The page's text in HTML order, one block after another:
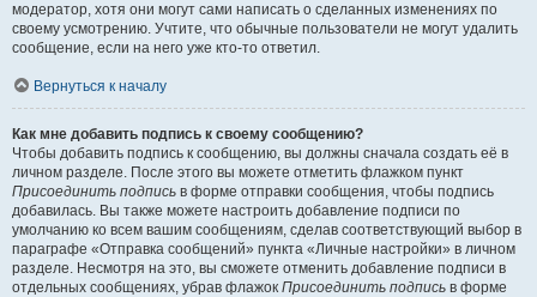
модератор, хотя они могут сами написать о сделанных изменениях по
своему усмотрению. Учтите, что обычные пользователи не могут удалить
сообщение, если на него уже кто-то ответил.
Вернуться к началу
Как мне добавить подпись к своему сообщению?
Чтобы добавить подпись к сообщению, вы должны сначала создать её в
личном разделе. После этого вы можете отметить флажком пункт
Присоединить подпись в форме отправки сообщения, чтобы подпись
добавилась. Вы также можете настроить добавление подписи по
умолчанию ко всем вашим сообщениям, сделав соответствующий выбор в
параграфе «Отправка сообщений» пункта «Личные настройки» в личном
разделе. Несмотря на это, вы сможете отменить добавление подписи в
отдельных сообщениях, убрав флажок Присоединить подпись в форме